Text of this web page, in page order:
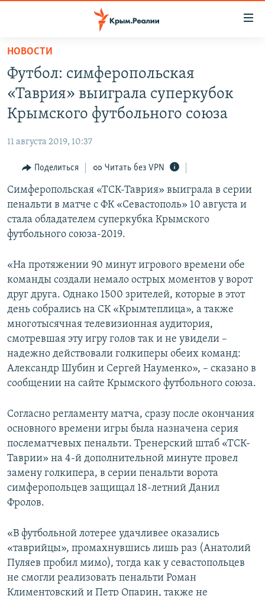
Вернуться
основному
содержанию
Вернутся
главной
навигации
Вернутся
поиску
НОВОСТИ
СПЕЦПРОЕКТЫ
11 ЛЕТ ОККУПАЦИИ КРЫМА. 11 ИСТОРИЙ СОПРОТИВЛЕНИЯ
ВОДА
ЕЩЕ
ИНТЕРАКТИВ
ИНФОГРАФИКА
ТЕЛЕПРОЕКТ КРЫМ.РЕАЛИИ
СОВЕТЫ ПРАВОЗАЩИТНИКОВ
ПОБЕДИТЕЛЕЙ НЕ СУДЯТ?
КРЫМ.НЕПОКОРЕННЫЙ
УКРАИНСКАЯ ПРОБЛЕМА КРЫМА
РАДІО СВОБОДА
КАК ОБОЙТИ БЛОКИРОВКУ
Українською
Qırımtatar
Все сайты RFE/RL
НОВОСТИ
Футбол: симферопольская
«Таврия» выиграла суперкубок
Крымского футбольного союза
11 августа 2019, 10:37
Поделиться Читать без VPN
Симферопольская «ТСК-Таврия» выиграла в серии
пенальти в матче с ФК «Севастополь» 10 августа и
стала обладателем суперкубка Крымского
футбольного союза-2019.
«На протяжении 90 минут игрового времени обе
команды создали немало острых моментов у ворот
друг друга. Однако 1500 зрителей, которые в этот
день собрались на СК «Крымтеплица», а также
многотысячная телевизионная аудитория,
смотревшая эту игру голов так и не увидели –
надежно действовали голкиперы обеих команд:
Александр Шубин и Сергей Науменко», – сказано в
сообщении на сайте Крымского футбольного союза.
Согласно регламенту матча, сразу после окончания
основного времени игры была назначена серия
послематчевых пенальти. Тренерский штаб «ТСК-
Таврии» на 4-й дополнительной минуте провел
замену голкипера, в серии пенальти ворота
симферопольцев защищал 18-летний Данил
Фролов.
«В футбольной лотерее удачливее оказались
«таврийцы», промахнувшись лишь раз (Анатолий
Пуляев пробил мимо), тогда как у севастопольцев
не смогли реализовать пенальти Роман
Климентовский и Петр Опарин, также не